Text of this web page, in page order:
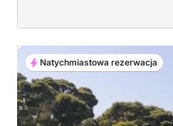
Natychmiastowa rezerwacja